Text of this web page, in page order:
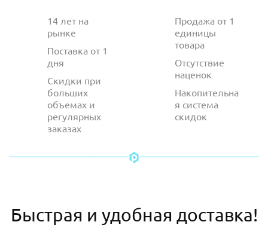
14 лет на
рынке
Поставка от 1
дня
Скидки при
больших
объемах и
регулярных
заказах
Продажа от 1
единицы
товара
Отсутствие
наценок
Накопительна
я система
скидок
Быстрая и удобная доставка!